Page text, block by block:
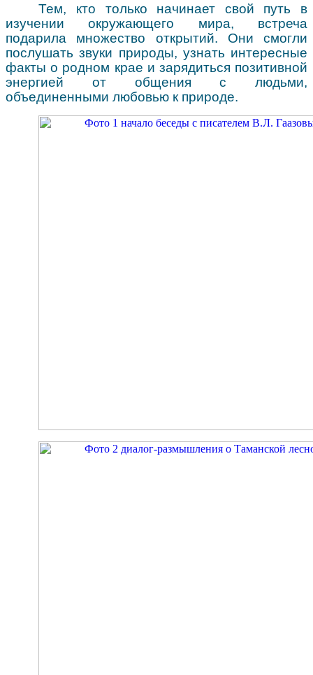
Тем, кто только начинает свой путь в
изучении окружающего мира, встреча
подарила множество открытий. Они смогли
послушать звуки природы, узнать интересные
факты о родном крае и зарядиться позитивной
энергией от общения с людьми,
объединенными любовью к природе.